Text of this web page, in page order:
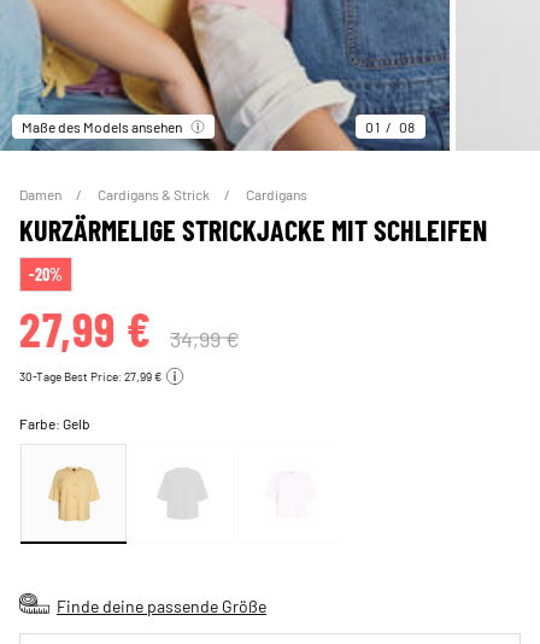
Maße des Models ansehen 01 08
Damen Cardigans & Strick Cardigans
KURZÄRMELIGE STRICKJACKE MIT SCHLEIFEN
-20%
27,99 € 34,99 €
30-Tage Best Price: 27,99 €
Farbe:Gelb
Finde deine passende Größe